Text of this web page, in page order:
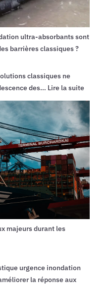
ultra-absorbants sont
barrières classiques ?
classiques ne
des… Lire la suite:
Pourquoi
sacs
anti-
ultra-
sont
majeurs durant les
urgence inondation
la réponse aux